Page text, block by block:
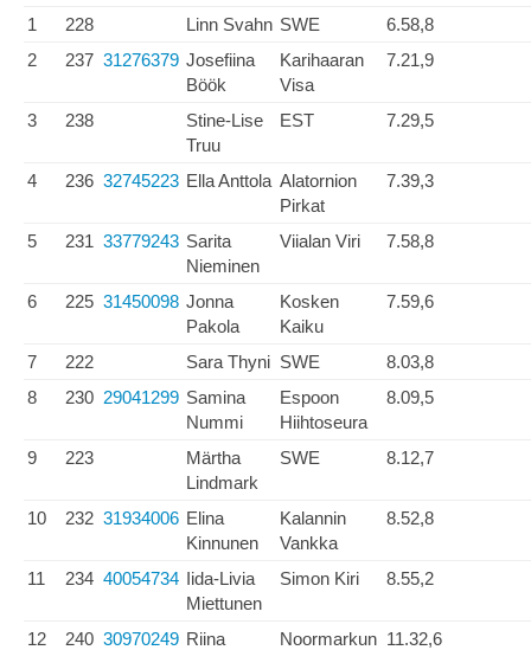
1 228 Linn Svahn SWE
6.58,8
2
237 31276379 Josefiina
Böök
Karihaaran
Visa
7.21,9
3 238
Stine-Lise
Truu
EST 7.29,5
4 236 32745223 Ella Anttola Alatornion
Pirkat
7.39,3
5 231 33779243 Sarita
Nieminen
Viialan Viri 7.58,8
6 225 31450098 Jonna
Pakola
Kosken
Kaiku
7.59,6
7 222 Sara Thyni SWE
8.03,8
8
230 29041299 Samina
Nummi
Espoon
Hiihtoseura
8.09,5
9 223
Märtha
Lindmark
SWE 8.12,7
10 232 31934006 Elina
Kinnunen
Kalannin
Vankka
8.52,8
11 234 40054734 Iida-Livia
Miettunen
Simon Kiri 8.55,2
12 240 30970249 Riina
Noormarkun 11.32,6